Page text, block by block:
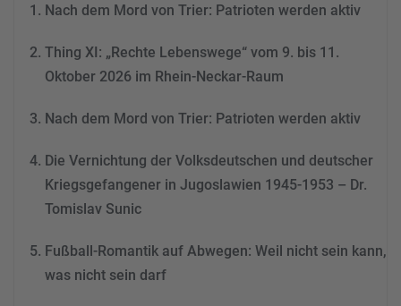
dieses Video anzusehen.
Mehr Informationen
Consent Management
Nach dem Mord von Trier: Patrioten werden aktiv
Thing XI: „Rechte Lebenswege“ vom 9. bis 11.
Oktober 2026 im Rhein-Neckar-Raum
Nach dem Mord von Trier: Patrioten werden aktiv
Die Vernichtung der Volksdeutschen und deutscher
Kriegsgefangener in Jugoslawien 1945-1953 – Dr.
Tomislav Sunic
Fußball-Romantik auf Abwegen: Weil nicht sein kann,
was nicht sein darf